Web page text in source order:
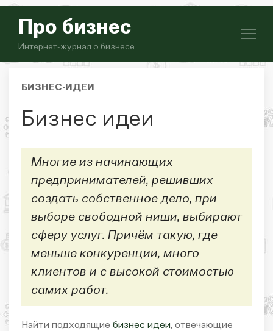
Про бизнес
Интернет-журнал о бизнесе
БИЗНЕС-ИДЕИ
Бизнес идеи
Многие из начинающих
предпринимателей, решивших
создать собственное дело, при
выборе свободной ниши, выбирают
сферу услуг. Причём такую, где
меньше конкуренции, много
клиентов и с высокой стоимостью
самих работ.
Найти подходящие бизнес идеи, отвечающие